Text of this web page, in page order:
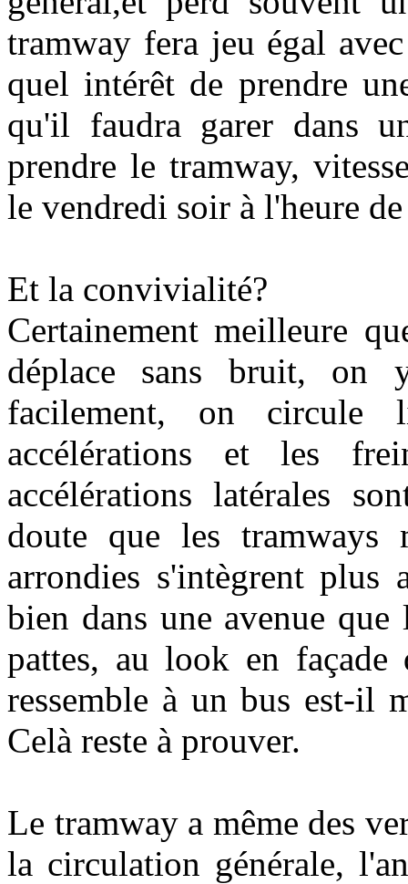
tramway fera jeu égal
quel intérêt de prendre
qu'il faudra garer dans
prendre le tramway,
le vendredi soir à l'heure
Et la convivialité?
Certainement meilleure
déplace sans bruit, on
facilement, on circule
accélérations et les
accélérations latérales
doute que les tramways
arrondies s'intègrent
bien dans une avenue
pattes, au look en
ressemble à un bus est-il
Celà reste à prouver.
Le tramway a même des
la circulation générale,